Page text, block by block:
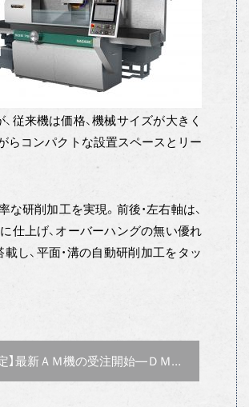
来機は価格、機械サイズが大きく
らコンパクトな設置スペースとリー
研削加工を実現。前後・左右軸は、
仕上げ、オーバーハングの無い優れ
し、平面・溝の自動研削加工をタッ
最新ＡＭ機の受注開始―ＤＭＧ森精機